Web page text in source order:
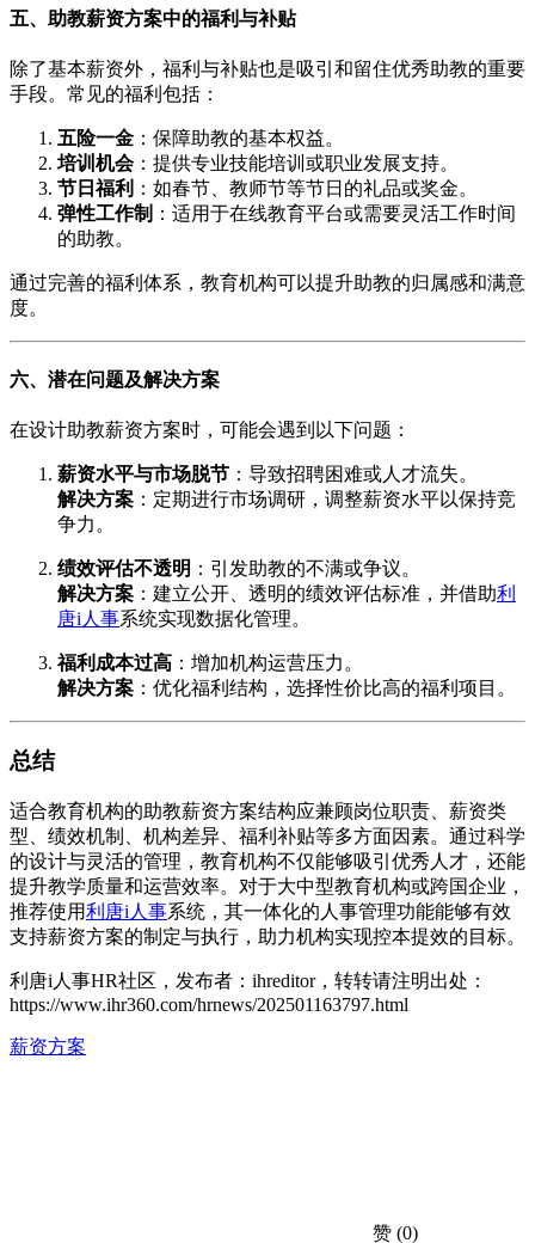
五、助教薪资方案中的福利与补贴
除了基本薪资外，福利与补贴也是吸引和留住优秀助教的重要
手段。常见的福利包括：
五险一金 ：保障助教的基本权益。
培训机会：提供专业技能培训或职业发展支持。
节日福利 ：如春节、教师节等节日的礼品或奖金。
弹性工作制 ：适用于在线教育平台或需要灵活工作时间
的助教。
通过完善的福利体系，教育机构可以提升助教的归属感和满意
度。
六、潜在问题及解决方案
在设计助教薪资方案时，可能会遇到以下问题：
薪资水平与市场脱节 ：导致招聘困难或人才流失。
解决方案 ：定期进行市场调研，调整薪资水平以保持竞
争力。
绩效评估不透明 ：引发助教的不满或争议。
解决方案 ：建立公开、透明的绩效评估标准，并借助利
唐i人事系统实现数据化管理。
福利成本过高 ：增加机构运营压力。
解决方案 ：优化福利结构，选择性价比高的福利项目。
总结
适合教育机构的助教薪资方案结构应兼顾岗位职责、薪资类
型、绩效机制、机构差异、福利补贴等多方面因素。通过科学
的设计与灵活的管理，教育机构不仅能够吸引优秀人才，还能
提升教学质量和运营效率。对于大中型教育机构或跨国企业，
推荐使用利唐i人事系统，其一体化的人事管理功能能够有效
支持薪资方案的制定与执行，助力机构实现控本提效的目标。
利唐i人事HR社区，发布者：ihreditor，转转请注明出处：
https://www.ihr360.com/hrnews/202501163797.html
薪资方案
赞 (0)